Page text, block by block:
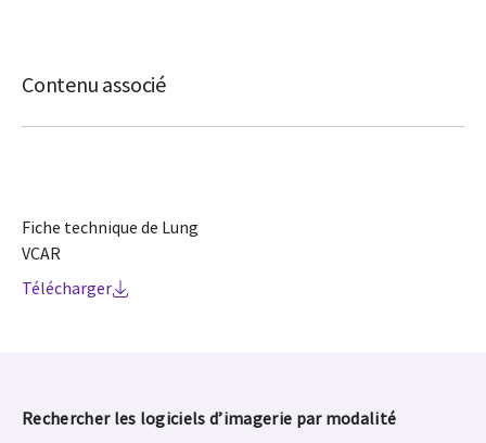
Contenu associé
Fiche technique de Lung
VCAR
Télécharger
Rechercher les logiciels d’imagerie par modalité